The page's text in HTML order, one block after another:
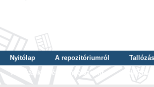
Nyitólap A repozitóriumról
Tallózás képzés szintje szerint
Tallózás